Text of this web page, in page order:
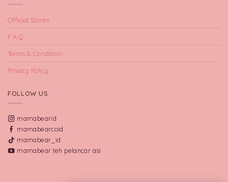
Official Stores
F.A.Q
Terms & Condition
Privacy Policy
FOLLOW US
mamabearid
mamabearcoid
mamabear_id
mamabear teh pelancar asi